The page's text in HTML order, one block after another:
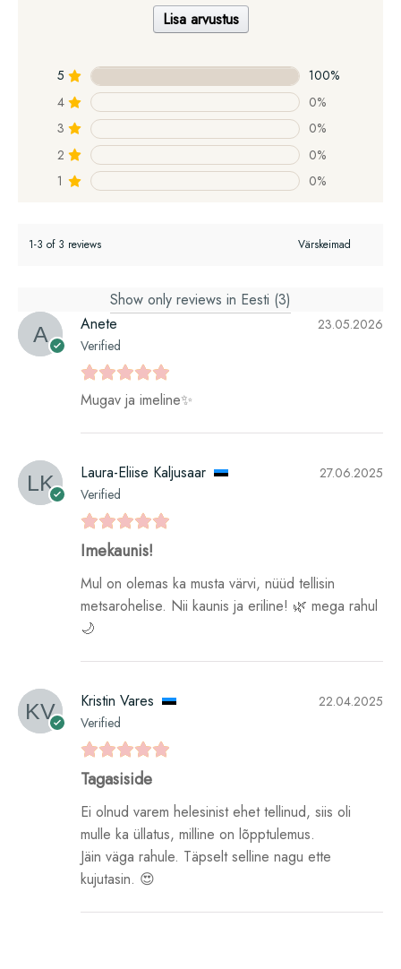
Lisa arvustus
5
100%
4
0%
3
0%
2
0%
1
0%
1-3 of 3 reviews
Show only reviews in Eesti (3)
Anete
Verified
23.05.2026
Mugav ja imeline✨
Laura-Eliise Kaljusaar
Verified
27.06.2025
Imekaunis!
Mul on olemas ka musta värvi, nüüd tellisin
metsarohelise. Nii kaunis ja eriline! 🌿 mega rahul
🌙
Kristin Vares
Verified
22.04.2025
Tagasiside
Ei olnud varem helesinist ehet tellinud, siis oli
mulle ka üllatus, milline on lõpptulemus.
Jäin väga rahule. Täpselt selline nagu ette
kujutasin. 😍